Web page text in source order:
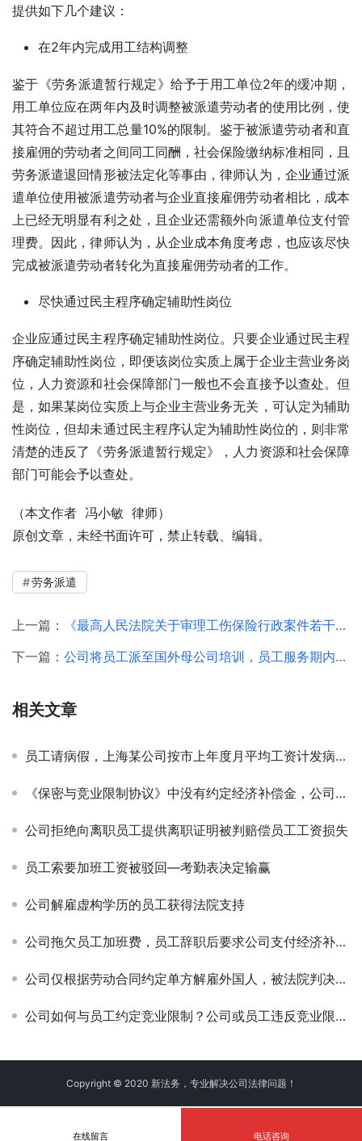
提供如下几个建议：
在2年内完成用工结构调整
鉴于《劳务派遣暂行规定》给予于用工单位2年的缓冲期，
用工单位应在两年内及时调整被派遣劳动者的使用比例，使
其符合不超过用工总量10%的限制。鉴于被派遣劳动者和直
接雇佣的劳动者之间同工同酬，社会保险缴纳标准相同，且
劳务派遣退回情形被法定化等事由，律师认为，企业通过派
遣单位使用被派遣劳动者与企业直接雇佣劳动者相比，成本
上已经无明显有利之处，且企业还需额外向派遣单位支付管
理费。因此，律师认为，从企业成本角度考虑，也应该尽快
完成被派遣劳动者转化为直接雇佣劳动者的工作。
尽快通过民主程序确定辅助性岗位
企业应通过民主程序确定辅助性岗位。只要企业通过民主程
序确定辅助性岗位，即便该岗位实质上属于企业主营业务岗
位，人力资源和社会保障部门一般也不会直接予以查处。但
是，如果某岗位实质上与企业主营业务无关，可认定为辅助
性岗位，但却未通过民主程序认定为辅助性岗位的，则非常
清楚的违反了《劳务派遣暂行规定》，人力资源和社会保障
部门可能会予以查处。
（本文作者  冯小敏  律师）
原创文章，未经书面许可，禁止转载、编辑。
劳务派遣
上一篇：
《最高人民法院关于审理工伤保险行政案件若干问题的规定》重点内容解析
下一篇： 公司将员工派至国外母公司培训，员工服务期内离职被判支付违反服务期违约金
相关文章
员工请病假，上海某公司按市上年度月平均工资计发病假工资获法院支持
《保密与竞业限制协议》中没有约定经济补偿金，公司要求没有遵守竞业限制义务的员工支付违约金获支持
公司拒绝向离职员工提供离职证明被判赔偿员工工资损失
员工索要加班工资被驳回—考勤表决定输赢
公司解雇虚构学历的员工获得法院支持
公司拖欠员工加班费，员工辞职后要求公司支付经济补偿金获法院支持
公司仅根据劳动合同约定单方解雇外国人，被法院判决恢复劳动关系
公司如何与员工约定竞业限制？公司或员工违反竞业限制协议时另一方怎么办？
Copyright © 2020 新法务，专业解决公司法律问题！
在线留言 电话咨询